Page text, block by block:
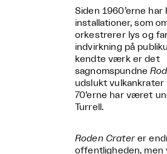
Siden 1960’erne har
installationer, som
orkestrerer lys og
indvirkning på
kendte værk er det
sagnomspundne
udslukt vulkankrater
70’erne har været
Turrell.
Roden Craterer
offentligheden, men